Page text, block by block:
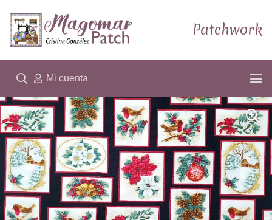
Patchwork
Mi cuenta